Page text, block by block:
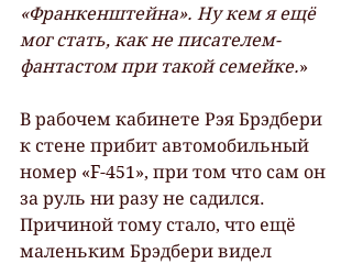
«Франкенштейна». Ну кем я ещё
мог стать, как не писателем-
фантастом при такой семейке.»
В рабочем кабинете Рэя Брэдбери
к стене прибит автомобильный
номер «F-451», при том что сам он
за руль ни разу не садился.
Причиной тому стало, что ещё
маленьким Брэдбери видел